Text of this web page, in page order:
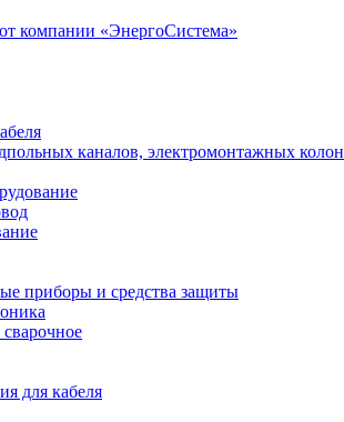
каналов, электромонтажных колон
приборы и средства защиты
для кабеля